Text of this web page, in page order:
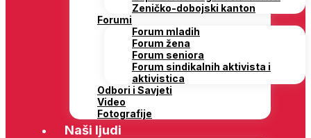
Zeničko-dobojski kanton
Forumi
Forum mladih
Forum žena
Forum seniora
Forum sindikalnih aktivista i
aktivistica
Odbori i Savjeti
Video
Fotografije
Naši ljudi